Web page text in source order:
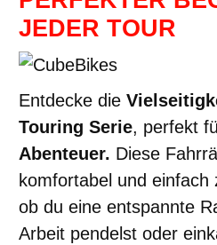
JEDER TOUR
Entdecke die
Touring Serie, perfekt
Abenteuer. Diese
komfortabel und einfach
ob du eine entspannte
Arbeit pendelst oder